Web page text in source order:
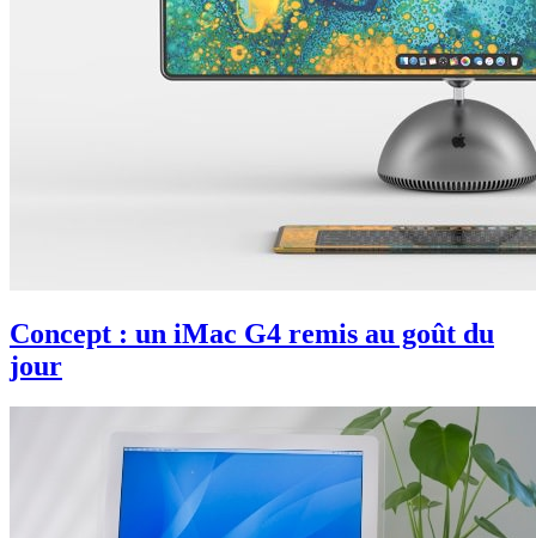
Concept : un iMac G4 remis au goût du
jour